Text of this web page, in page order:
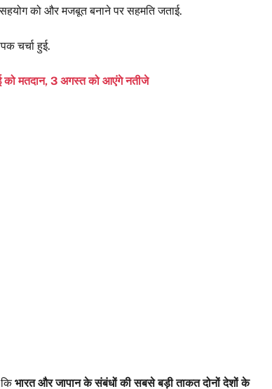
को और मजबूत बनाने पर सहमति जताई.
चर्चा हुई.
को मतदान, 3 अगस्त को आएंगे नतीजे
किभारत और जापान के संबंधों की सबसे बड़ी ताकत दोनों देशों के